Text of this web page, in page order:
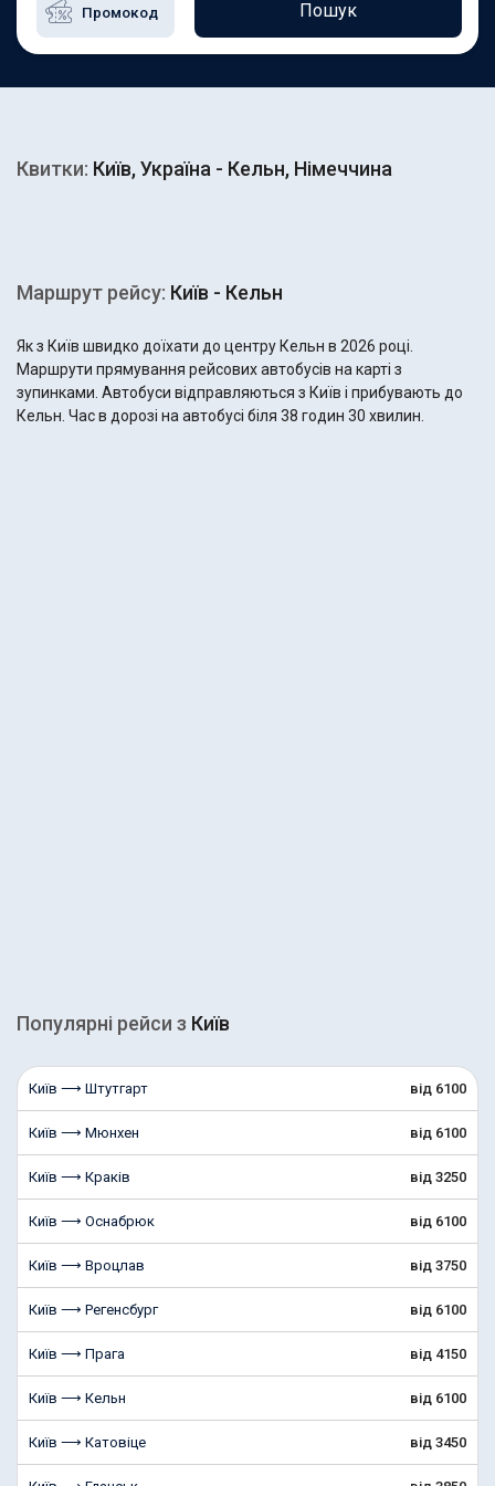
Пошук
Квитки: Київ, Україна - Кельн, Німеччина
Маршрут рейсу: Київ - Кельн
Як з Київ швидко доїхати до центру Кельн в 2026 році.
Маршрути прямування рейсових автобусів на карті з
зупинками. Автобуси відправляються з Київ і прибувають до
Кельн. Час в дорозі на автобусі біля 38 годин 30 хвилин.
Популярні рейcи з Київ
Київ ⟶ Штутгарт від 6100
Київ ⟶ Мюнхен від 6100
Київ ⟶ Краків від 3250
Київ ⟶ Оснабрюк від 6100
Київ ⟶ Вроцлав від 3750
Київ ⟶ Регенсбург від 6100
Київ ⟶ Прага від 4150
Київ ⟶ Кельн від 6100
Київ ⟶ Катовіце від 3450